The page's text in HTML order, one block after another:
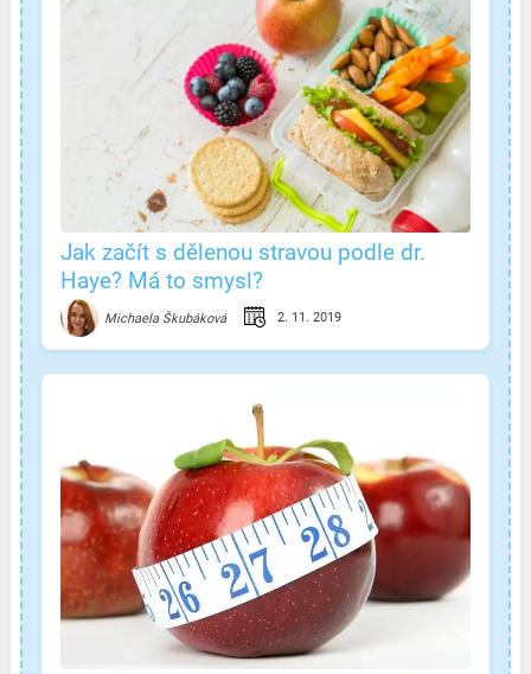
Jak začít s dělenou stravou podle dr.
Haye? Má to smysl?
Michaela Škubáková 2. 11. 2019